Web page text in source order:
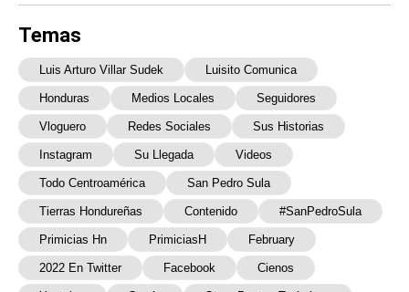
Temas
Luis Arturo Villar Sudek Luisito Comunica
Honduras Medios Locales Seguidores
Vloguero Redes Sociales Sus Historias
Instagram Su Llegada Videos
Todo Centroamérica San Pedro Sula
Tierras Hondureñas Contenido #SanPedroSula
Primicias Hn PrimiciasH February
2022 En Twitter Facebook Cienos